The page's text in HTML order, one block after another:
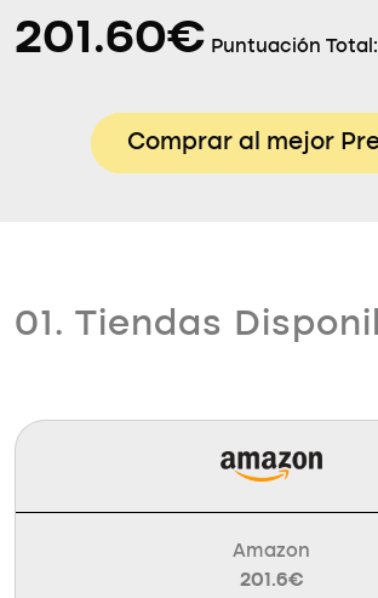
201.60€ Puntuación Total:
Comprar al mejor
01. Tiendas
Amazon
201.6€